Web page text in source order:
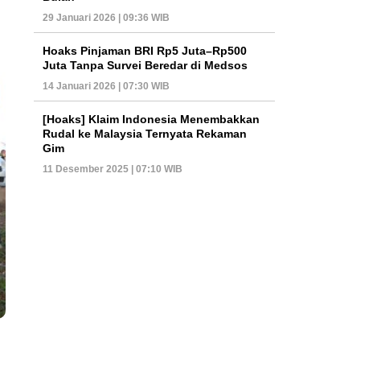
29 Januari 2026 | 09:36 WIB
Hoaks Pinjaman BRI Rp5 Juta–Rp500
Juta Tanpa Survei Beredar di Medsos
14 Januari 2026 | 07:30 WIB
[Hoaks] Klaim Indonesia Menembakkan
Rudal ke Malaysia Ternyata Rekaman
Gim
11 Desember 2025 | 07:10 WIB